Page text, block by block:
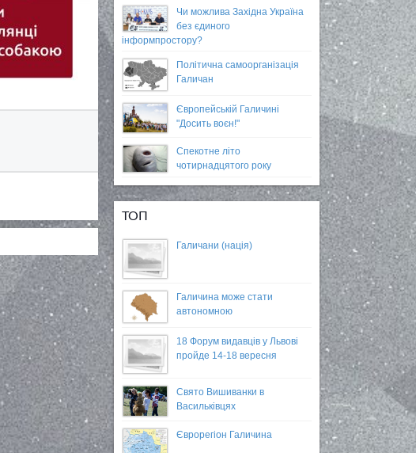
Чи можлива Західна Україна
без єдиного
інформпростору?
Політична самоорганізація
Галичан
Європейській Галичині
"Досить воєн!"
Спекотне літо
чотирнадцятого року
ТОП
Галичани (нація)
Галичина може стати
автономною
18 Форум видавців у Львові
пройде 14-18 вересня
Свято Вишиванки в
Васильківцях
Єврорегіон Галичина